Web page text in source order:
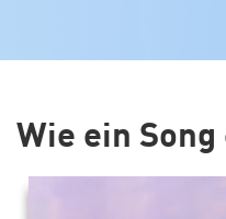
Wie ein